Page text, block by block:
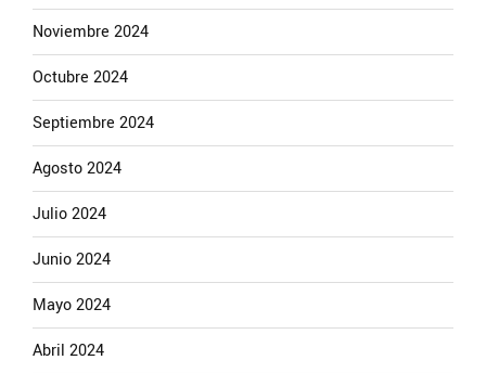
Noviembre 2024
Octubre 2024
Septiembre 2024
Agosto 2024
Julio 2024
Junio 2024
Mayo 2024
Abril 2024